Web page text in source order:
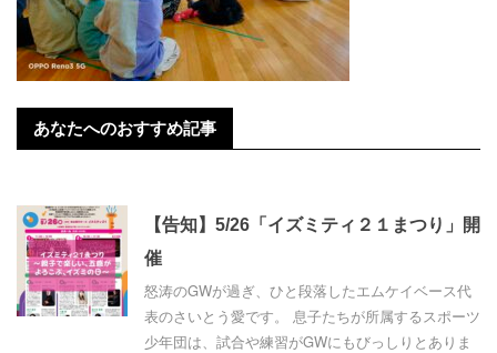
あなたへのおすすめ記事
【告知】5/26「イズミティ２１まつり」開
催
怒涛のGWが過ぎ、ひと段落したエムケイベース代
表のさいとう愛です。 息子たちが所属するスポーツ
少年団は、試合や練習がGWにもびっしりとありま